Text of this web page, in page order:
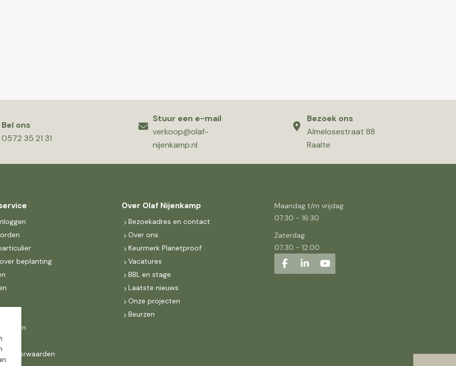
Bel ons
0572 35 21 31
Stuur een e-mail
verkoop@olaf-
nijenkamp.nl
Bezoek ons
Almelosestraat 88
Raalte
beplanting
Groen
voorwaarden
Over Olaf Nijenkamp
Bezoekadres en contact
Over ons
Keurmerk Planetproof
Vacatures
BBL en stage
Laatste nieuws
Onze projecten
Beurzen
Maandag t/m vrijdag
07:30 - 16:30
Zaterdag
07:30 - 12:00